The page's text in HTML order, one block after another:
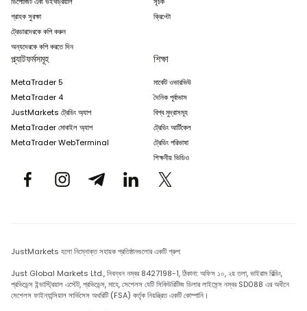
গ্রাহক সুরক্ষা
ট্রেডারদেরকে কপি করুন
অন্যদেরকে কপি করতে দিন
ক্রিপ্টো
প্ল্যাটফর্মসমূহ
MetaTrader 5
MetaTrader 4
JustMarkets ট্রেডিং অ্যাপ
MetaTrader মোবাইল অ্যাপ
MetaTrader WebTerminal
শিক্ষা
মার্কেট ওভারভিউ
দৈনিক পূর্বাভাস
বিশ্ব মুদ্রাসমূহ
ট্রেডিং আর্টিকেল
ট্রেডিং পরিভাষা
শিক্ষনীয় ভিডিও
JustMarkets হলো নিম্নোক্ত সহায়ক প্রতিষ্ঠানগুলোর একটি গ্রুপ:
Just Global Markets Ltd., নিবন্ধন নম্বর 8427198-1, ঠিকানা: অফিস ১০, ২য় তলা, ভাইরাম বিল্ডিং,
প্রভিডেন্স ইন্ডাস্ট্রিয়াল এস্টেট, প্রভিডেন্স, মাহে, সেশেলস যেটি সিকিউরিটিজ ডিলার লাইসেন্স নম্বর SD088 এর অধীনে
সেশেলস ফাইন্যান্সিয়াল সার্ভিসেস অথরিটি (FSA) কর্তৃক নিয়ন্ত্রিত একটি কোম্পানি।